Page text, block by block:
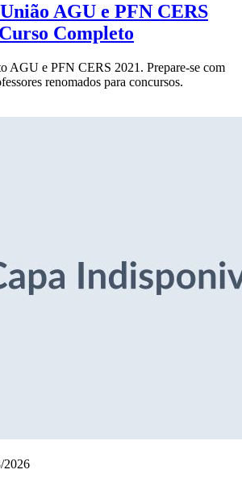
AGU e PFN CERS
Completo
AGU e PFN CERS 2021. Prepare-se com
renomados para concursos.
2026